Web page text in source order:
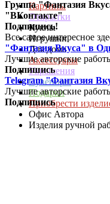
Картины
Открытки
Куклы
Игрушки
Для дома
Аксессуары
Украшения
Сувениры
Подарки
Приобрести
Офис Автора
Изделия ручной
Группа "Фантазия
"ВКонтакте"
Подпишись!
Все самое интересное
"Фантазия Вкуса" в
Лучшие авторские
Подпишись
Telegram "Фантазия
Лучшие авторские
Подпишись